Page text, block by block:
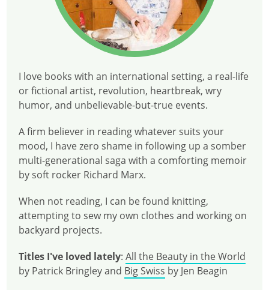
I love books with an international setting, a real-life
or fictional artist, revolution, heartbreak, wry
humor, and unbelievable-but-true events.
A firm believer in reading whatever suits your
mood, I have zero shame in following up a somber
multi-generational saga with a comforting memoir
by soft rocker Richard Marx.
When not reading, I can be found knitting,
attempting to sew my own clothes and working on
backyard projects.
Titles I've loved lately: All the Beauty in the World
by Patrick Bringley and Big Swiss by Jen Beagin